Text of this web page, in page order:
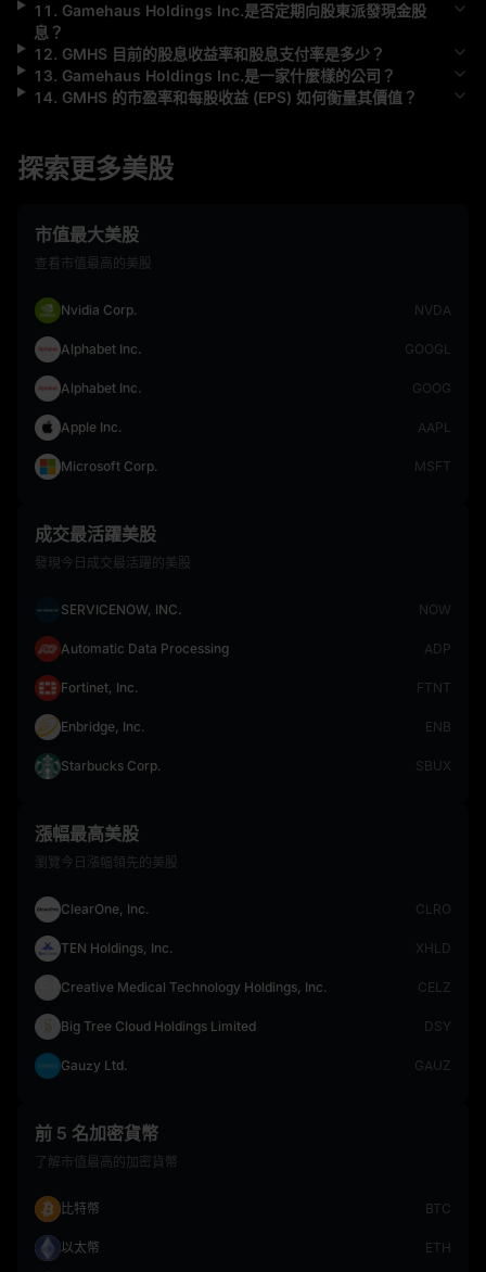
11 . Gamehaus Holdings Inc.是否定期向股東派發現金股
息？
12. GMHS 目前的股息收益率和股息支付率是多少？
13. Gamehaus Holdings Inc.是一家什麼樣的公司？
14. GMHS 的市盈率和每股收益 (EPS) 如何衡量其價值？
探索更多美股
市值最大美股
查看市值最高的美股
Nvidia Corp. NVDA
Alphabet Inc. GOOGL
Alphabet Inc. GOOG
Apple Inc. AAPL
Microsoft Corp. MSFT
成交最活躍美股
發現今日成交最活躍的美股
SERVICENOW, INC. NOW
Automatic Data Processing ADP
Fortinet, Inc. FTNT
Enbridge, Inc. ENB
Starbucks Corp. SBUX
漲幅最高美股
瀏覽今日漲幅領先的美股
ClearOne, Inc. CLRO
TEN Holdings, Inc. XHLD
Creative Medical Technology Holdings, Inc. CELZ
Big Tree Cloud Holdings Limited DSY
Gauzy Ltd. GAUZ
前 5 名加密貨幣
了解市值最高的加密貨幣
比特幣 BTC
以太幣 ETH